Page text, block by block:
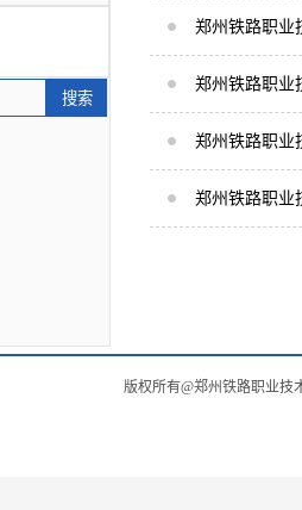
郑州铁路职业
郑州铁路职业
郑州铁路职业
郑州铁路职业
版权所有@郑州铁路职业技